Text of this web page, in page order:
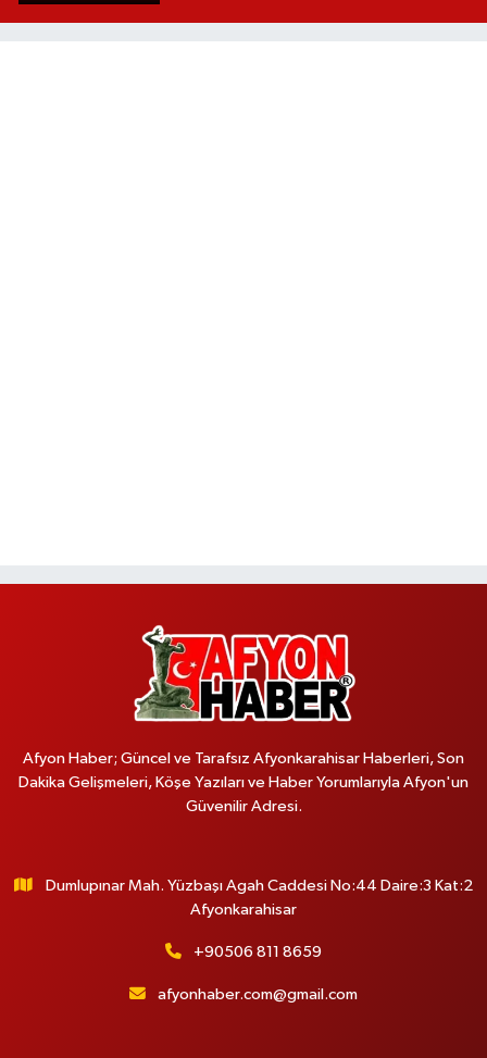
Afyon Haber; Güncel ve Tarafsız Afyonkarahisar Haberleri, Son
Dakika Gelişmeleri, Köşe Yazıları ve Haber Yorumlarıyla Afyon'un
Güvenilir Adresi.
Dumlupınar Mah. Yüzbaşı Agah Caddesi No:44 Daire:3 Kat:2
Afyonkarahisar
+90506 811 8659
afyonhaber.com@gmail.com